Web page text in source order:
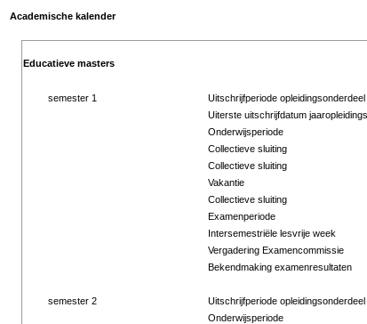
Academische kalender
Educatieve masters
semester 1 Uitschrijfperiode opleidingsonderdeel
Uiterste uitschrijfdatum
Onderwijsperiode
Collectieve sluiting
Collectieve sluiting
Vakantie
Collectieve sluiting
Examenperiode
Intersemestriële lesvrije week
Vergadering Examencommissie
Bekendmaking examenresultaten
semester 2 Uitschrijfperiode opleidingsonderdeel
Onderwijsperiode